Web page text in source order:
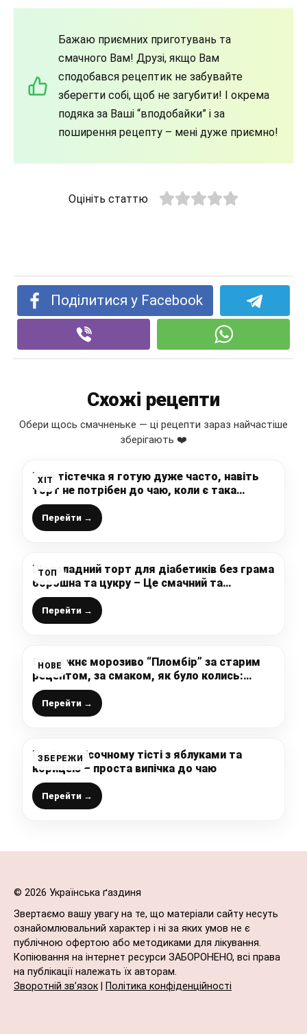
Бажаю приємних приготувань та
смачного Вам! Друзі, якщо Вам
сподобався рецептик не забувайте
зберегти собі, щоб не загубити! І окрема
подяка за Ваші “вподобайки” і за
поширення рецепту – мені дуже приємно!
Оцініть статтю
Поділитися у Facebook
Схожі рецепти
Обери щось смачненьке — ці рецепти зараз найчастіше
зберігають ❤️
ХІТ
Такі тістечка я готую дуже часто, навіть
торт не потрібен до чаю, коли є така
смакота. Рекомендую!
Перейти →
ТОП
Шоколадний торт для діабетиків без грама
борошна та цукру – Це смачний та
корисний десерт
Перейти →
НОВЕ
Справжнє морозиво “Пломбір” за старим
рецептом, за смаком, як було колись:
зберігайте, щоб не загубити – це
неймовірно смачно і просто
Перейти →
ЗБЕРЕЖИ
Пиріг на пісочному тісті з яблуками та
корицею – проста випічка до чаю
Перейти →
© 2026 Українська ґаздиня
Звертаємо вашу увагу на те, що матеріали сайту несуть
ознайомлювальний характер і ні за яких умов не є
публічною офертою або методиками для лікування.
Копіювання на інтернет ресурси ЗАБОРОНЕНО, всі права
на публікації належать їх авторам.
Зворотній зв’язок
Політика конфіденційності